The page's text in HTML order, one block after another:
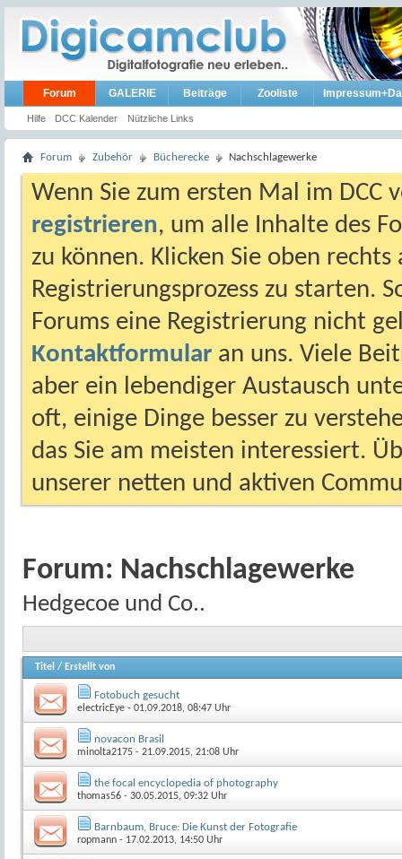
Forum
Hilfe DCC Kalender Nützliche Links
GALERIE Beiträge Zooliste
Forum Zubehör Bücherecke Nachschlagewerke
Wenn Sie zum ersten Mal im DCC
registrieren, um alle Inhalte des
zu können. Klicken Sie oben
Registrierungsprozess zu starten.
Forums eine Registrierung nicht
Kontaktformular an uns. Viele
aber ein lebendiger Austausch
oft, einige Dinge besser zu
das Sie am meisten interessiert.
unserer netten und aktiven
Forum: Nachschlagewerke
Hedgecoe und Co..
Titel / Erstellt von
Fotobuch gesucht
electricEye - 01.09.2018, 08:47 Uhr
novacon Brasil
minolta2175 - 21.09.2015, 21:08 Uhr
the focal encyclopedia of photography
thomas56 - 30.05.2015, 09:32 Uhr
Barnbaum, Bruce: Die Kunst der Fotografie
ropmann - 17.02.2013, 14:50 Uhr